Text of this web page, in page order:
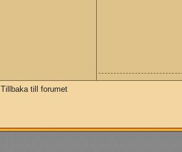
Tillbaka till forumet